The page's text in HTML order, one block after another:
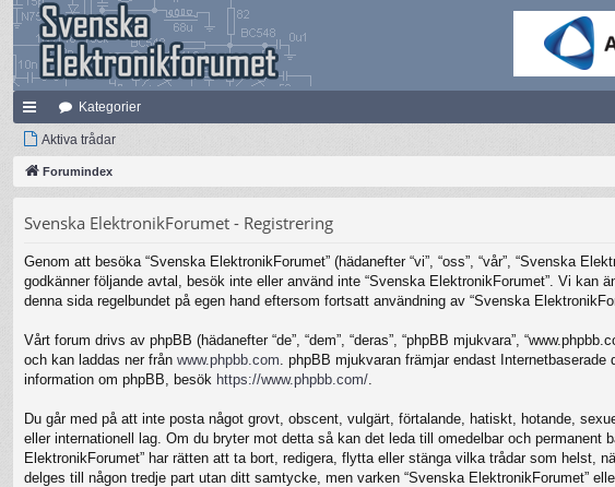
na
bb
ar
Kategorier
Aktiva trådar
Forumindex
Svenska ElektronikForumet - Registrering
Genom att besöka “Svenska ElektronikForumet” (hädanefter “vi”, “oss”, “vår”, “Svenska
godkänner följande avtal, besök inte eller använd inte “Svenska ElektronikForumet”. Vi
denna sida regelbundet på egen hand eftersom fortsatt användning av “Svenska
Vårt forum drivs av phpBB (hädanefter “de”, “dem”, “deras”, “phpBB mjukvara”,
och kan laddas ner från www.phpbb.com . phpBB mjukvaran främjar endast
information om phpBB, besök https://www.phpbb.com/
Du går med på att inte posta något grovt, obscent, vulgärt, förtalande, hatiskt, hotande,
eller internationell lag. Om du bryter mot detta så kan det leda till omedelbar och
ElektronikForumet” har rätten att ta bort, redigera, flytta eller stänga vilka trådar som helst,
delges till någon tredje part utan ditt samtycke, men varken “Svenska ElektronikForumet”